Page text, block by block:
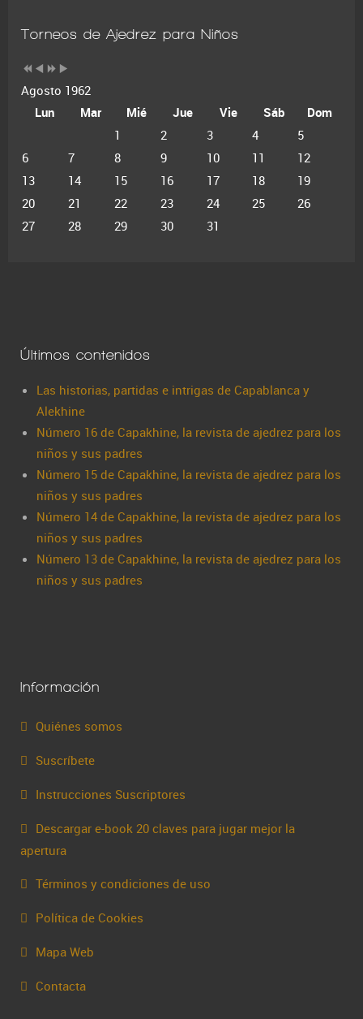
Torneos de Ajedrez para Niños
Agosto 1962
Lun
Mar Mié Jue Vie Sáb
Dom
1
2 3 4
5
6
7 8 9 10 11
12
13
14 15 16 17 18
19
20
21 22 23 24 25
26
27
28 29 30 31
Últimos contenidos
Las historias, partidas e intrigas de Capablanca y
Alekhine
Número 16 de Capakhine, la revista de ajedrez para los
niños y sus padres
Número 15 de Capakhine, la revista de ajedrez para los
niños y sus padres
Número 14 de Capakhine, la revista de ajedrez para los
niños y sus padres
Número 13 de Capakhine, la revista de ajedrez para los
niños y sus padres
Información
Quiénes somos
Suscríbete
Instrucciones Suscriptores
Descargar e-book 20 claves para jugar mejor la
apertura
Términos y condiciones de uso
Política de Cookies
Mapa Web
Contacta